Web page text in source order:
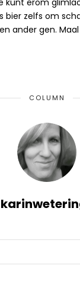
kunt erom
bier zelfs om
ander gen.
COLUMN